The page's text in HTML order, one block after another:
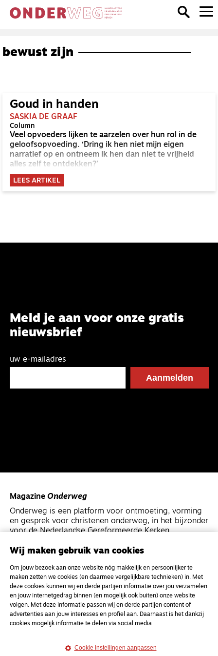
bewust zijn
Goud in handen
SASKIA DE GRAAF
Column
Veel opvoeders lijken te aarzelen over hun rol in de
geloofsopvoeding. ‘Dring ik hen niet mijn eigen
narratief op en ontneem ik hen dan niet te vrijheid
alles zelf te ontdekken?’
LEES ARTIKEL
Meld je aan voor onze gratis
nieuwsbrief
uw e-mailadres
Magazine Onderweg
Onderweg is een platform voor ontmoeting, vorming
en gesprek voor christenen onderweg, in het bijzonder
voor de Nederlandse Gereformeerde Kerken.
Magazine
Onderweg
Kvk-nummer 33277063
NL46 INGB 0117 5827 86
info@onderwegonline.nl
Wij maken gebruik van cookies
Om jouw bezoek aan onze website nóg makkelijk en persoonlijker te
maken zetten we cookies (en daarmee vergelijkbare technieken) in. Met
deze cookies kunnen wij en derde partijen informatie over jou verzamelen
en jouw internetgedrag binnen (en mogelijk ook buiten) onze website
volgen. Met deze informatie passen wij en derde partijen content of
advertenties aan jouw interesses en profiel aan. Daarnaast is het dankzij
cookies mogelijk informatie te delen via social media.
Cookie instellingen aanpassen